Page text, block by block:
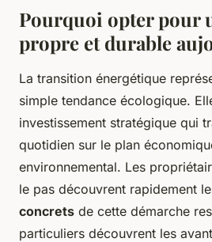
Pourquoi opter pour
propre et durable
La transition énergétique
simple tendance écologique.
investissement stratégique qui
quotidien sur le plan
environnemental. Les
le pas découvrent rapidement
concrets de cette démarche
particuliers découvrent les